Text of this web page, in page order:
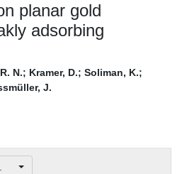
planar gold
adsorbing
N.; Kramer, D.; Soliman, K.;
J.